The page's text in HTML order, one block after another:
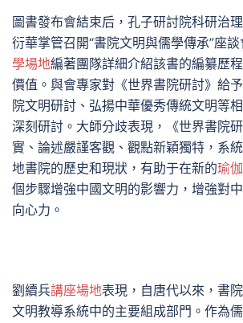
圖書發布會結束后，孔子研討院科研治
衍華掌管召開“書院文明與儒學傳承”座
學場地編著團隊詳細介紹該書的編纂歷
價值。與會專家對《世界書院研討》給
院文明研討、弘揚中華優秀傳統文明等
深刻研討。大師分歧表現，《世界書院
實、論述嚴謹客觀、觀點新穎獨特，系
地書院的歷史和現狀，有助于在新的瑜
個步驟增強中國文明的影響力，增強對
向心力。
劉續兵講座場地表現，自唐代以來，書
文明教導系統中的主要組成部門。作為